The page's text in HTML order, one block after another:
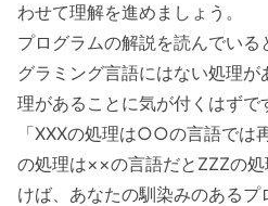
わせて理解を進めましょう。
プログラムの解説を読んでいる
グラミング言語にはない処理
理があることに気が付くはずで
「XXXの処理は○○の言語では
の処理は××の言語だとZZZの
けば、あなたの馴染みのある